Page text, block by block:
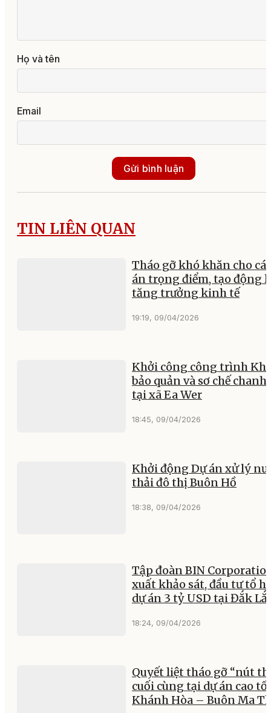
Họ và tên
Email
Gửi bình luận
TIN LIÊN QUAN
Tháo gỡ khó khăn cho
án trọng điểm, tạo động
tăng trưởng kinh tế
19:19, 09/04/2026
Khởi công công trình
bảo quản và sơ chế chanh
tại xã Ea Wer
18:45, 09/04/2026
Khởi động Dự án xử lý
thải đô thị Buôn Hồ
18:38, 09/04/2026
Tập đoàn BIN
xuất khảo sát, đầu tư tổ
dự án 3 tỷ USD tại Đắk
18:24, 09/04/2026
Quyết liệt tháo gỡ “nút
cuối cùng tại dự án cao
Khánh Hòa – Buôn Ma